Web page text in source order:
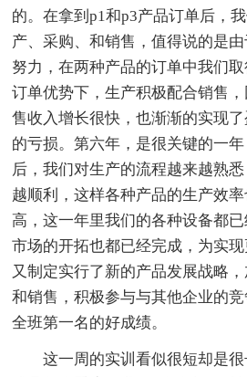
的。在拿到p1和p3产品订单后，
产、采购、和销售，值得说的是
努力，在两种产品的订单中我们
订单优势下，生产积极配合销售
售收入增长很快，也渐渐的实现
的亏损。第六年，是很关键的一
后，我们对生产的流程越来越熟
越顺利，这样各种产品的生产效
高，这一年里我们的各种设备都
市场的开拓也都已经完成，为实
又制定实行了新的产品发展战略
和销售，积极参与与其他企业的
全班第一名的好成绩。
这一周的实训看似很短却是很